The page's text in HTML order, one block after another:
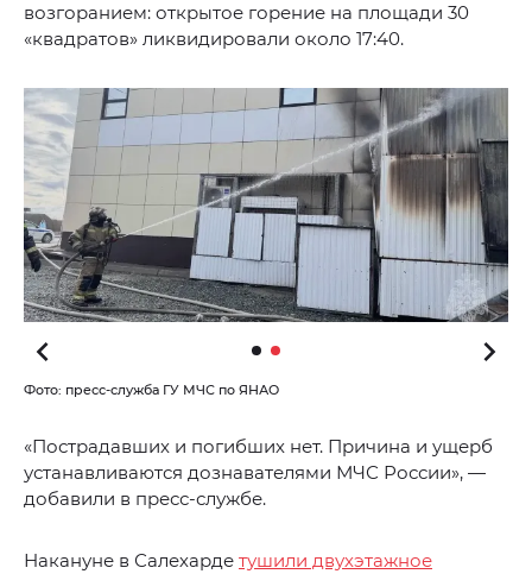
возгоранием: открытое горение на площади 30
«квадратов» ликвидировали около 17:40.
Фото: пресс-служба ГУ МЧС по ЯНАО
«Пострадавших и погибших нет. Причина и ущерб
устанавливаются дознавателями МЧС России», —
добавили в пресс-службе.
Накануне в Салехарде тушили двухэтажное